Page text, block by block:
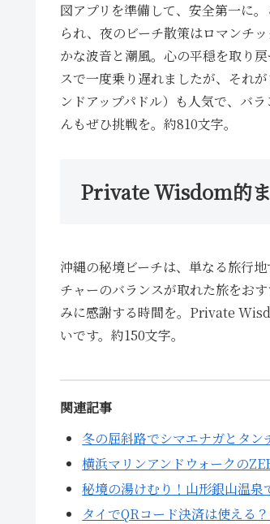
図アプリを準備して、安全第一に
られ、夜のビーチ散策はロマンチ
かな波音と潮風。心の平穏を取り
スで一度乗り遅れましたが、それ
ンドアップパドル）も人気で、バ
んもぜひ挑戦を。約810文字。
Private Wisdom的
沖縄の秘境ビーチは、単なる旅行
チャーのバランスが取れた旅をお
みに感謝する時間を。Private
いです。約150文字。
関連記事
冬の屈斜路でシマエナガとタ
横浜マリンアンドウォークの
秘境の湯けむり！山形銀山温
タイでQRコード決済は使える